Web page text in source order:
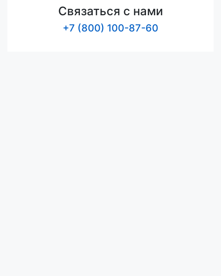
Связаться с нами
+7 (800) 100-87-60